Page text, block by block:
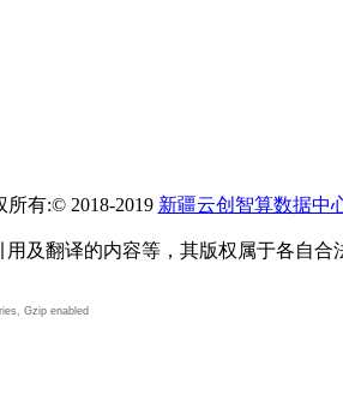
所有:© 2018-2019 新疆云创智算数据中
及翻译的内容等，其版权属于各自合
Gzip enabled